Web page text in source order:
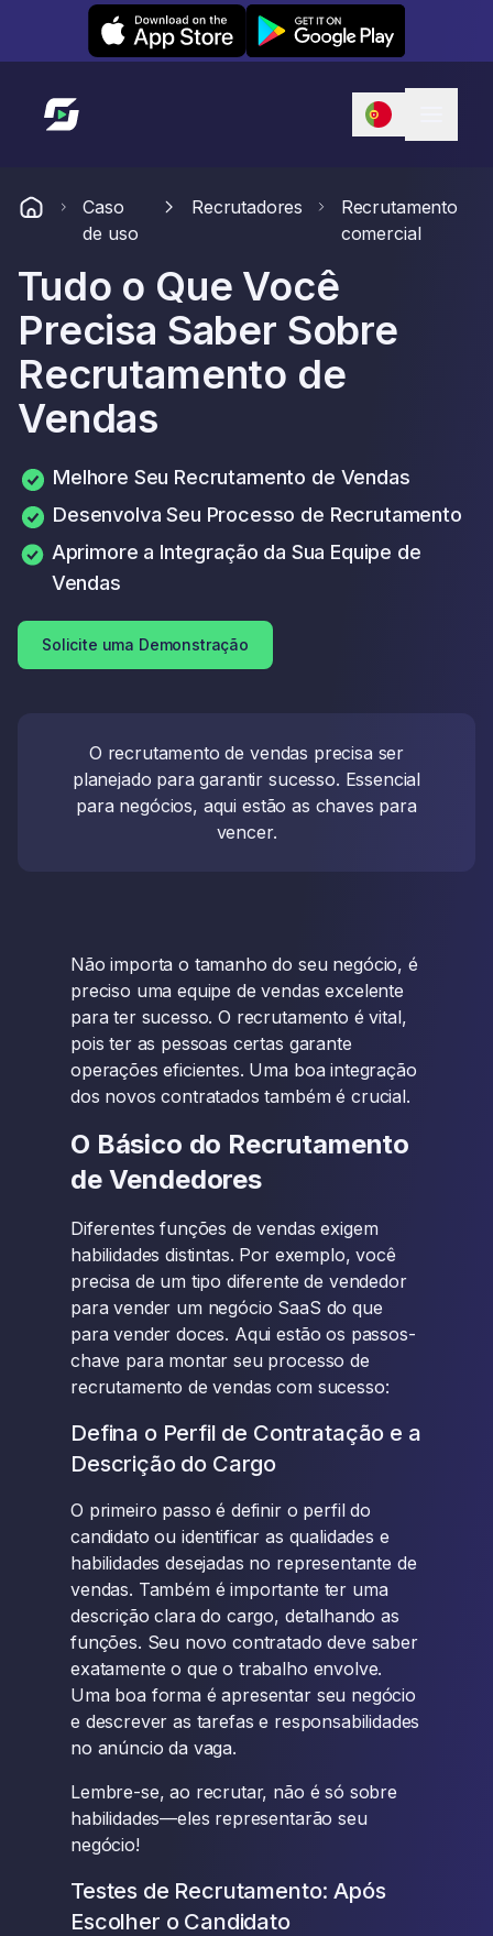
Leexi on iOS Leexi on Android
Link para a página inicial
Caso
de uso
Recrutadores
Recrutamento
comercial
Tudo o Que Você
Precisa Saber Sobre
Recrutamento de
Vendas
Melhore Seu Recrutamento de Vendas
Desenvolva Seu Processo de Recrutamento
Aprimore a Integração da Sua Equipe de
Vendas
Solicite uma Demonstração
O recrutamento de vendas precisa ser
planejado para garantir sucesso. Essencial
para negócios, aqui estão as chaves para
vencer.
Não importa o tamanho do seu negócio, é
preciso uma equipe de vendas excelente
para ter sucesso. O recrutamento é vital,
pois ter as pessoas certas garante
operações eficientes. Uma boa integração
dos novos contratados também é crucial.
O Básico do Recrutamento
de Vendedores
Diferentes funções de vendas exigem
habilidades distintas. Por exemplo, você
precisa de um tipo diferente de vendedor
para vender um negócio SaaS do que
para vender doces. Aqui estão os passos-
chave para montar seu processo de
recrutamento de vendas com sucesso:
Defina o Perfil de Contratação e a
Descrição do Cargo
O primeiro passo é definir o perfil do
candidato ou identificar as qualidades e
habilidades desejadas no representante de
vendas. Também é importante ter uma
descrição clara do cargo, detalhando as
funções. Seu novo contratado deve saber
exatamente o que o trabalho envolve.
Uma boa forma é apresentar seu negócio
e descrever as tarefas e responsabilidades
no anúncio da vaga.
Lembre-se, ao recrutar, não é só sobre
habilidades—eles representarão seu
negócio!
Testes de Recrutamento: Após
Escolher o Candidato